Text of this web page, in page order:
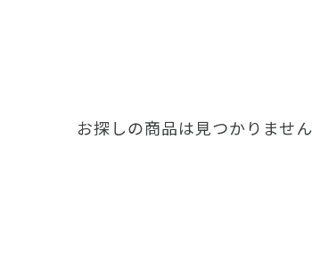
お探しの商品は見つかりません